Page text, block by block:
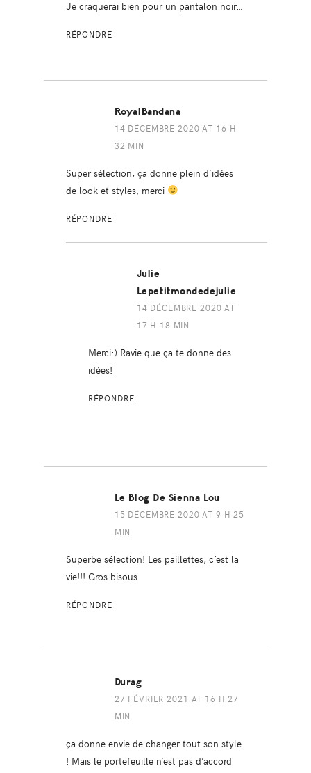
Je craquerai bien pour un pantalon noir…
RÉPONDRE
RoyalBandana
14 DÉCEMBRE 2020 AT 16 H
32 MIN
Super sélection, ça donne plein d’idées
de look et styles, merci
RÉPONDRE
Julie
Lepetitmondedejulie
14 DÉCEMBRE 2020 AT
17 H 18 MIN
Merci:) Ravie que ça te donne des
idées!
RÉPONDRE
Le Blog De Sienna Lou
15 DÉCEMBRE 2020 AT 9 H 25
MIN
Superbe sélection! Les paillettes, c’est la
vie!!! Gros bisous
RÉPONDRE
Durag
27 FÉVRIER 2021 AT 16 H 27
MIN
ça donne envie de changer tout son style
! Mais le portefeuille n’est pas d’accord